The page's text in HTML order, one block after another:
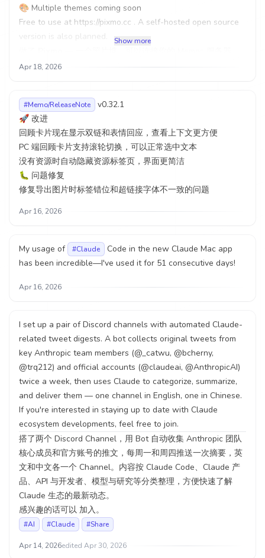
🎨 Multiple themes coming soon
Free to use at https://pixmo.cc . A self-hosted open source
version is also planned.
把 memo 变成可浏览的图片画廊。
https://usememos.pixmo.cc— 连接原版 Memos
功能特点：
🖼️ 瀑布流布局，支持月份时间线、标签云和 EXIF 信息展示
🌐 申请yourname.pixmo.cc 作为你的照片墙
🔗 连接 Memos 服务器，数据不存储，实时获取
📱 移动端适配
🎨 多主题即将推出
免费使用https://pixmo.cc
Show more
Apr 18, 2026
#Memo/ReleaseNote
v0.32.1
🚀 改进
回顾卡片现在显示双链和表情回应，查看上下文更方便
PC 端回顾卡片支持滚轮切换，可以正常选中文本
没有资源时自动隐藏资源标签页，界面更简洁
🐛 问题修复
修复导出图片时标签错位和超链接字体不一致的问题
Apr 16, 2026
My usage of #Claude
Code in the new Claude Mac app
has been incredible—I've used it for 51 consecutive days!
Apr 16, 2026
I set up a pair of Discord channels with automated Claude-
related tweet digests. A bot collects original tweets from
key Anthropic team members (@_catwu, @bcherny,
@trq212) and official accounts (@claudeai, @AnthropicAI)
twice a week, then uses Claude to categorize, summarize,
and deliver them — one channel in English, one in Chinese.
If you're interested in staying up to date with Claude
ecosystem developments, feel free to join.
搭了两个 Discord Channel，用 Bot 自动收集 Anthropic 团队
核心成员和官方账号的推文，每周一和周四推送一次摘要，英
文和中文各一个 Channel。内容按 Claude Code、Claude 产
品、API 与开发者、模型与研究等分类整理，方便快速了解
Claude 生态的最新动态。
感兴趣的话可以 加入。
#AI #Claude #Share
Apr 14, 2026edited Apr 30, 2026